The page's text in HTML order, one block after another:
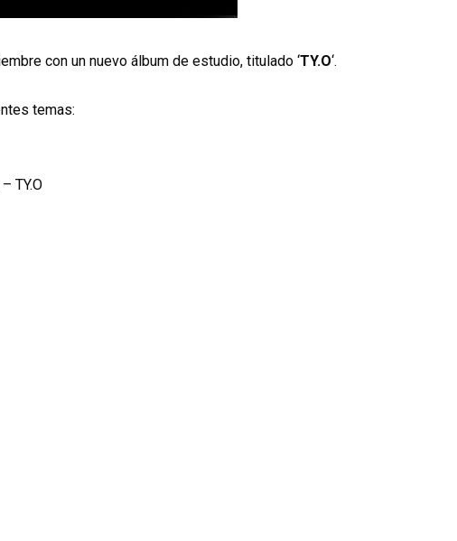
con un nuevo álbum de estudio, titulado ‘TY.O‘.
temas:
TY.O